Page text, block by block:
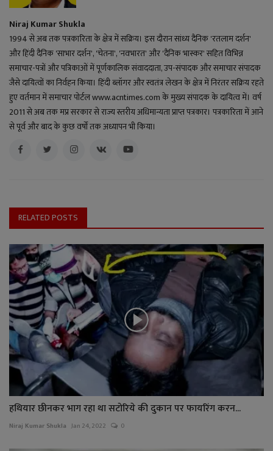
Niraj Kumar Shukla
1994 से अब तक पत्रकारिता के क्षेत्र में सक्रिय। इस दौरान सांध्य दैनिक 'रतलाम दर्शन'
और हिंदी दैनिक 'साभार दर्शन', 'चेतना', 'नवभारत' और 'दैनिक भास्कर' सहित विभिन्न
समाचार-पत्रों और पत्रिकाओं में पूर्णकालिक संवाददाता, उप-संपादक और समाचार संपादक
जैसे दायित्वों का निर्वहन किया। हिंदी ब्लॉगर और स्वतंत्र लेखन के क्षेत्र में निरंतर सक्रिय रहते
हुए वर्तमान में समाचार पोर्टल www.acntimes.com के मुख्य संपादक के दायित्व में। वर्ष
2011 से अब तक मप्र सरकार से राज्य स्तरीय अधिमान्यता प्राप्त पत्रकार। पत्रकारिता में आने
से पूर्व और बाद के कुछ वर्षों तक अध्यापन भी किया।
RELATED POSTS
हथियार छीनकर भाग रहा था सटोरिये की दुकान पर फायरिंग करन...
Niraj Kumar Shukla Jan 24, 2022 0